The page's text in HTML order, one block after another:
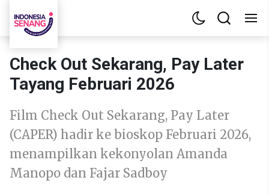
Check Out Sekarang, Pay Later
Tayang Februari 2026
Film Check Out Sekarang, Pay Later
(CAPER) hadir ke bioskop Februari 2026,
menampilkan kekonyolan Amanda
Manopo dan Fajar Sadboy